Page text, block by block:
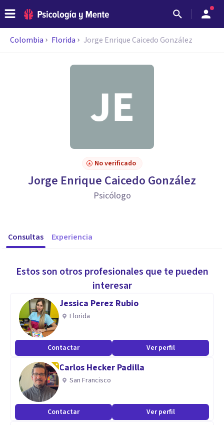
Colombia Florida Jorge Enrique Caicedo González
No verificado
Jorge Enrique Caicedo González
Psicólogo
Consultas Experiencia
Estos son otros profesionales que te pueden
interesar
Jessica Perez Rubio
Florida
Contactar Ver perfil
Carlos Hecker Padilla
San Francisco
Contactar Ver perfil